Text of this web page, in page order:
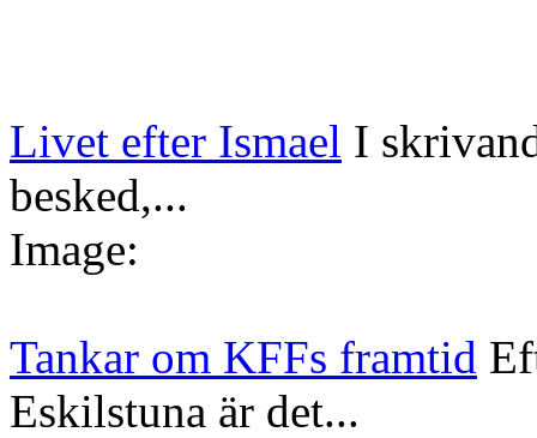
Livet efter Ismael I
besked,...
Image:
Tankar om KFFs framtid
Eskilstuna är det...